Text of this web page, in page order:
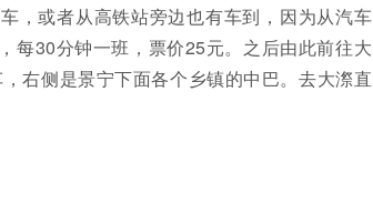
，或者从高铁站旁边也有车到，因为从汽车
每30分钟一班，票价25元。之后由此前往大
右侧是景宁下面各个乡镇的中巴。去大漈直